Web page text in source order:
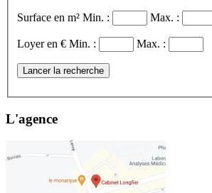
Surface en m² Min. : Max. :
Loyer en € Min. : Max. :
Lancer la recherche
L'agence